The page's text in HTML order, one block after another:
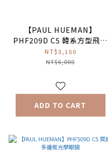
【PAUL HUEMAN】
PHF209D C5 韓系方型飛官
框光學眼鏡
NT$3,150
NT$6,000
ADD TO CART